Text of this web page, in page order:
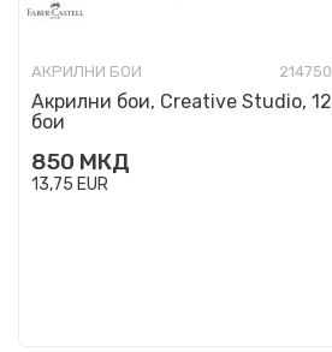
АКРИЛНИ БОИ 214750
Акрилни бои, Creative Studio, 12
бои
850 МКД
13,75 EUR